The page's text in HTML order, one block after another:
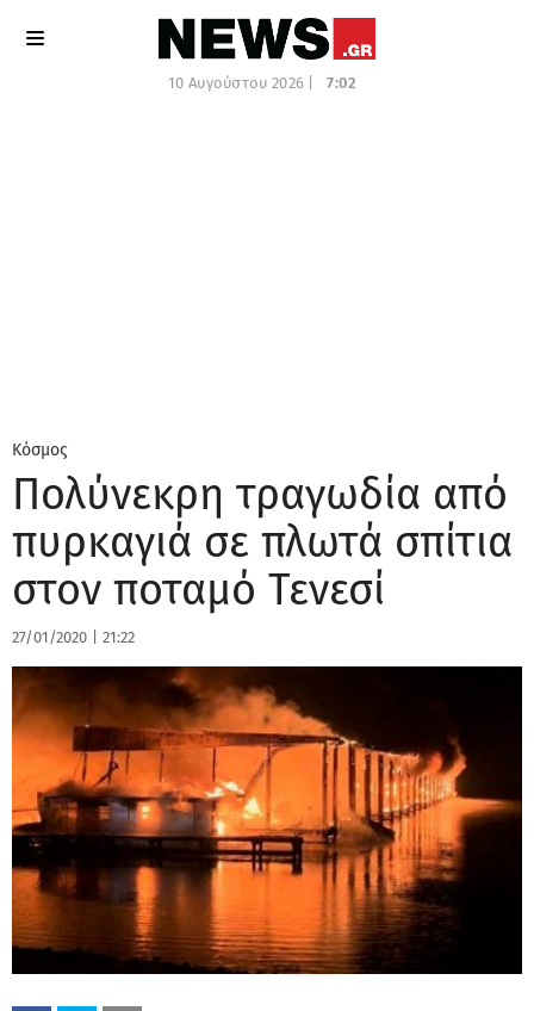
10 Αυγούστου 2026 | 7:02
Κόσμος
Πολύνεκρη τραγωδία από
πυρκαγιά σε πλωτά σπίτια
στον ποταμό Τενεσί
27/01/2020 21:22